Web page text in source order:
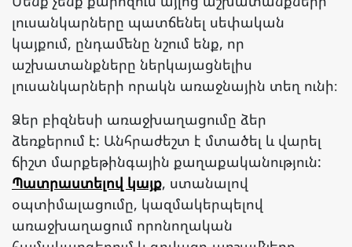
լուսանկարները պատճենել սեփական
կայքում, ընդամենը նշում ենք, որ
աշխատանքները ներկայացնելիս
լուսանկարների որակն առաջնային տեղ ունի։
Ձեր բիզնեսի առաջխաղացումը ձեր
ձեռքերում է: Անհրաժեշտ է մտածել և վարել
ճիշտ մարքեթինգային քաղաքականություն:
Պատրաստելով կայք, ստանալով
օպտիմալացումը, կազմակերպելով
առաջխաղացում որոնողական